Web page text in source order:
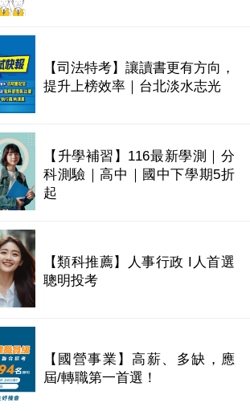
【司法特考】讓讀書更有方向，
提升上榜效率｜台北淡水志光
【升學補習】116最新學測｜分
科測驗｜高中｜國中下學期5折
起
【類科推薦】人事行政 I人首選
聰明投考
【國營事業】高薪、多缺，應
屆/轉職第一首選！